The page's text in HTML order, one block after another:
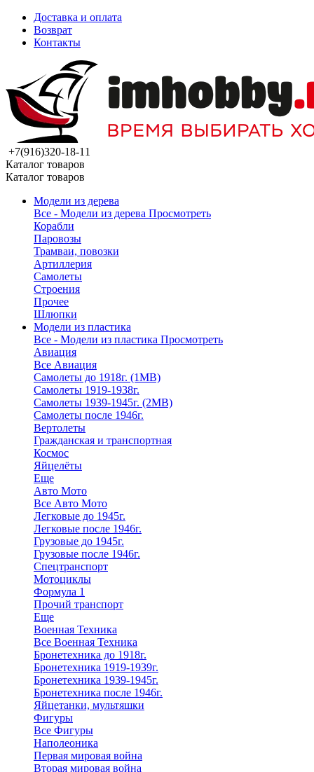
Доставка и оплата
Возврат
Контакты
+7(916)320-18-11
Каталог товаров
Каталог товаров
Модели из дерева
Все - Модели из дерева Просмотреть
Корабли
Паровозы
Трамваи, повозки
Артиллерия
Самолеты
Строения
Прочее
Шлюпки
Модели из пластика
Все - Модели из пластика Просмотреть
Авиация
Все Авиация
Самолеты до 1918г. (1МВ)
Самолеты 1919-1938г.
Самолеты 1939-1945г. (2МВ)
Самолеты после 1946г.
Вертолеты
Гражданская и транспортная
Космос
Яйцелёты
Еще
Авто Мото
Все Авто Мото
Легковые до 1945г.
Легковые после 1946г.
Грузовые до 1945г.
Грузовые после 1946г.
Спецтранспорт
Мотоциклы
Формула 1
Прочий транспорт
Еще
Военная Техника
Все Военная Техника
Бронетехника до 1918г.
Бронетехника 1919-1939г.
Бронетехника 1939-1945г.
Бронетехника после 1946г.
Яйцетанки, мультяшки
Фигуры
Все Фигуры
Наполеоника
Первая мировая война
Вторая мировая война